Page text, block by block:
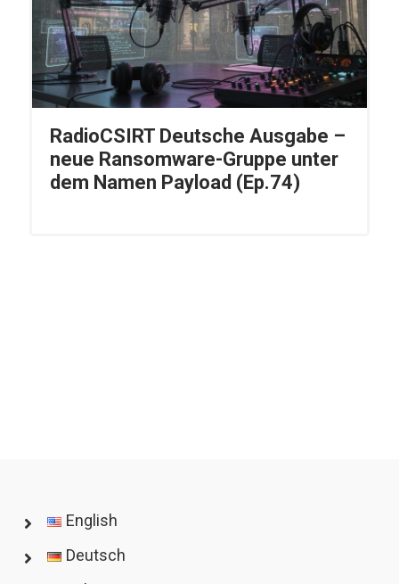
RadioCSIRT Deutsche Ausgabe –
neue Ransomware-Gruppe unter
dem Namen Payload (Ep.74)
English
Deutsch